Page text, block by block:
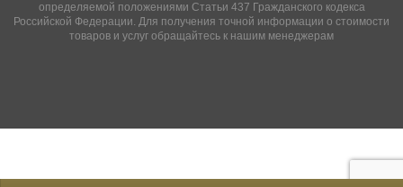
определяемой положениями Статьи 437 Гражданского кодекса
Российской Федерации. Для получения точной информации о стоимости
товаров и услуг обращайтесь к нашим менеджерам